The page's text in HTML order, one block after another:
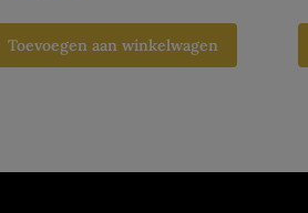
Toevoegen aan winkelwagen